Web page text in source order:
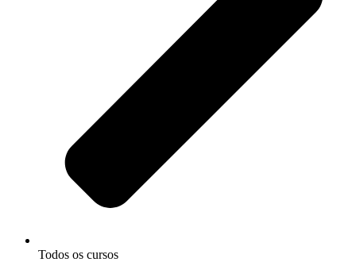
Todos os cursos